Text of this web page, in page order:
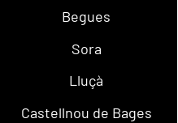
Begues
Sora
Lluçà
Castellnou de Bages